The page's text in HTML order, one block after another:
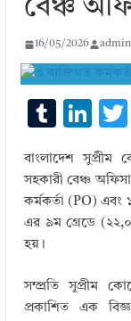
বেঞ্চ
16/05/2026 admin
T
m
bl
r
Li
k
e
dI
বাংলাদেশ সুপ্রীম
সহকারী বেঞ্চ
কর্মকর্তা (PO) এবং
এর ৯ম গ্রেডে
হয়।
সম্প্রতি সুপ্রীম
প্রকাশিত এক